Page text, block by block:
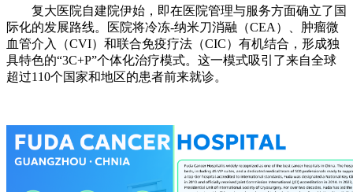
复大医院自建院伊始，即在医院管理与服务方面确立了国
际化的发展路线。医院将冷冻-纳米刀消融（CEA）、肿瘤微
血管介入（CVI）和联合免疫疗法（CIC）有机结合，形成独
具特色的“3C+P”个体化治疗模式。这一模式吸引了来自全球
超过110个国家和地区的患者前来就诊。